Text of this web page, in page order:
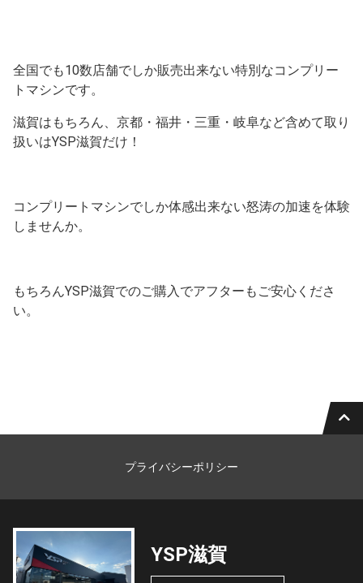
全国でも10数店舗でしか販売出来ない特別なコンプリー
トマシンです。
滋賀はもちろん、京都・福井・三重・岐阜など含めて取り
扱いはYSP滋賀だけ！
コンプリートマシンでしか体感出来ない怒涛の加速を体験
しませんか。
もちろんYSP滋賀でのご購入でアフターもご安心くださ
い。
プライバシーポリシー
YSP滋賀